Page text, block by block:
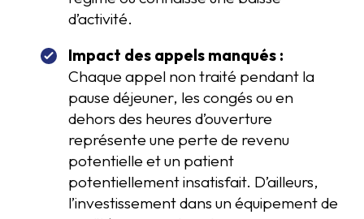
d’activité.
Impact des appels manqués :
Chaque appel non traité pendant la
pause déjeuner, les congés ou en
dehors des heures d’ouverture
représente une perte de revenu
potentielle et un patient
potentiellement insatisfait. D’ailleurs,
l’investissement dans un équipement de